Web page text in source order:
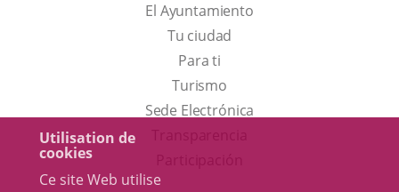
Utilisation de
cookies
Ce site Web utilise
El Ayuntamiento
Tu ciudad
Para ti
TurismoEste
enlace
Sede Electrónica